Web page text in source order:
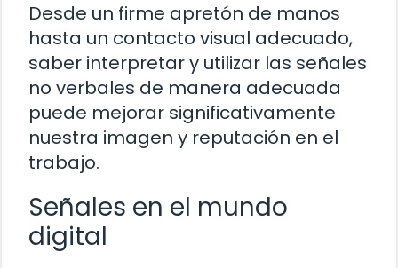
Desde un firme apretón de manos
hasta un contacto visual adecuado,
saber interpretar y utilizar las señales
no verbales de manera adecuada
puede mejorar significativamente
nuestra imagen y reputación en el
trabajo.
Señales en el mundo
digital